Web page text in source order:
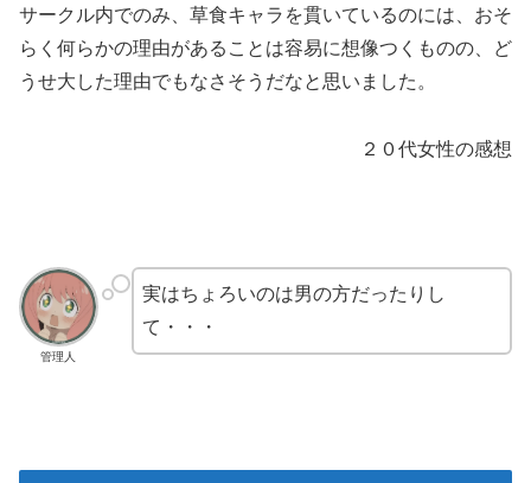
サークル内でのみ、草食キャラを貫いているのには、おそ
らく何らかの理由があることは容易に想像つくものの、ど
うせ大した理由でもなさそうだなと思いました。
２０代女性の感想
管理人
実はちょろいのは男の方だったりし
て・・・